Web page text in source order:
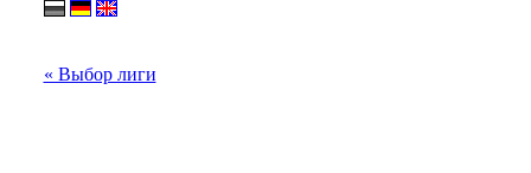
« Выбор лиги